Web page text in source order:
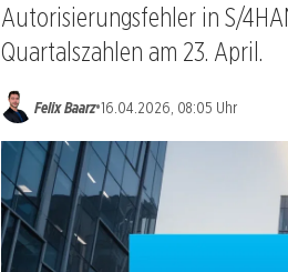
Autorisierungsfehler in S/
Quartalszahlen am 23. April.
Felix Baarz•16.04.2026, 08:05 Uhr